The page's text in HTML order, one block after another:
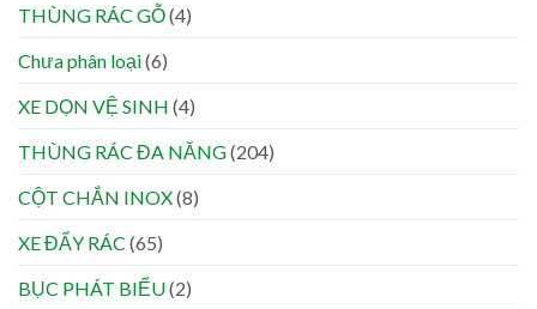
THÙNG RÁC GỖ(4)
Chưa phân loại(6)
XE DỌN VỆ SINH (4)
THÙNG RÁC ĐA NĂNG(204)
CỘT CHẮN INOX(8)
XE ĐẨY RÁC (65)
BỤC PHÁT BIỂU(2)